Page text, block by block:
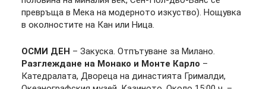
превръща в Мека на модерното изкуство). Нощувка
в околностите на Кан или Ница.
ОСМИ ДЕН – Закуска. Отпътуване за Милано.
Разглеждане на Монако и Монте Карло –
Катедралата, Двореца на династията Грималди,